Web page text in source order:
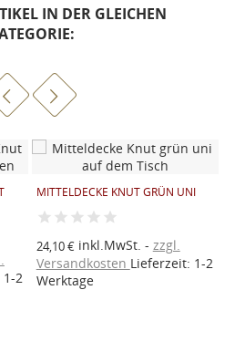
IN DER GLEICHEN
1-2
MITTELDECKE KNUT GRÜN UNI
24,10 €inkl.MwSt.
zzgl.
Versandkosten Lieferzeit: 1-2
Werktage